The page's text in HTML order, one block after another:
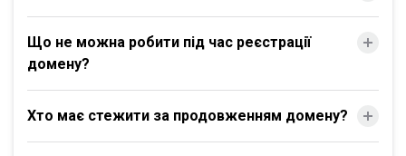
Що не можна робити під час реєстрації
домену?
Хто має стежити за продовженням домену?